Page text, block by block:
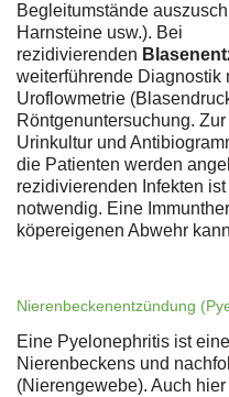
Begleitumstände
Harnsteine usw.). Bei
rezidivierenden
weiterführende Diagnostik
Uroflowmetrie
Röntgenuntersuchung.
Urinkultur und
die Patienten werden
rezidivierenden Infekten
notwendig. Eine
köpereigenen Abwehr
Nierenbeckenentzündung
Eine Pyelonephritis ist
Nierenbeckens und
(Nierengewebe). Auch